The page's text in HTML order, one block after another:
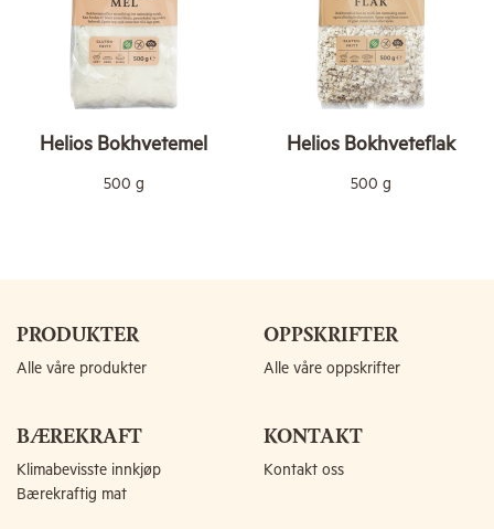
Helios Bokhvetemel
500 g
Helios Bokhveteflak
500 g
PRODUKTER
Alle våre produkter
OPPSKRIFTER
Alle våre oppskrifter
BÆREKRAFT
Klimabevisste innkjøp
Bærekraftig mat
KONTAKT
Kontakt oss